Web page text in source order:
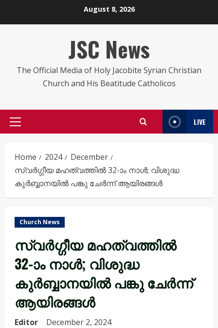
August 8, 2026
JSC News
The Official Media of Holy Jacobite Syrian Christian
Church and His Beatitude Catholicos
Primary
LIVE
Home 2024
December
സ്വർഗ്ഗീയ മഹത്വത്തിൽ 32-ാം നാൾ; വിശുദ്ധ
കുർബ്ബാനയിൽ പങ്കു ചേർന്ന് ആയിരങ്ങൾ
Church News
സ്വർഗ്ഗീയ മഹത്വത്തിൽ
32-ാം നാൾ; വിശുദ്ധ
കുർബ്ബാനയിൽ പങ്കു ചേർന്ന്
ആയിരങ്ങൾ
Editor December 2, 2024